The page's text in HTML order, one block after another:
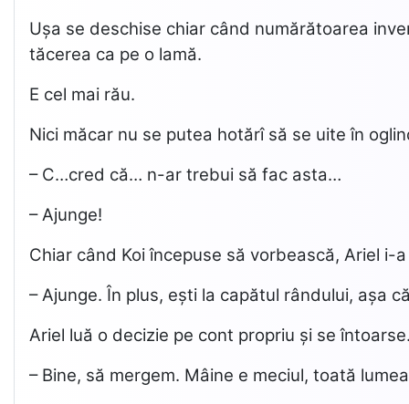
Ușa se deschise chiar când numărătoarea
tăcerea ca pe o lamă.
E cel mai rău.
Nici măcar nu se putea hotărî să se uite în
– C…cred că… n-ar trebui să fac asta…
– Ajunge!
Chiar când Koi începuse să vorbească, Ariel i-
– Ajunge. În plus, ești la capătul rândului, așa
Ariel luă o decizie pe cont propriu și se
– Bine, să mergem. Mâine e meciul, toată